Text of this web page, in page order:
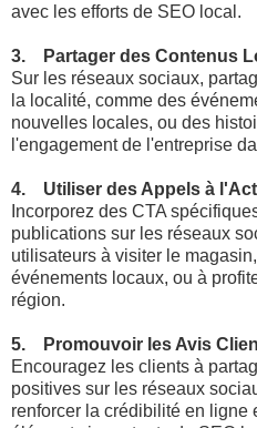
avec les efforts de SEO local.
3. Partager des Contenus
Sur les réseaux sociaux,
la localité, comme des
nouvelles locales, ou des
l'engagement de l'entreprise
4. Utiliser des Appels à
Incorporez des CTA
publications sur les réseaux
utilisateurs à visiter le
événements locaux, ou à
région.
5. Promouvoir les Avis
Encouragez les clients à
positives sur les réseaux
renforcer la crédibilité en ligne